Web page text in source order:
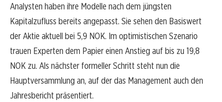
Analysten haben ihre Modelle nach dem jüngsten
Kapitalzufluss bereits angepasst. Sie sehen den Basiswert
der Aktie aktuell bei 5,9 NOK. Im optimistischen Szenario
trauen Experten dem Papier einen Anstieg auf bis zu 19,8
NOK zu. Als nächster formeller Schritt steht nun die
Hauptversammlung an, auf der das Management auch den
Jahresbericht präsentiert.